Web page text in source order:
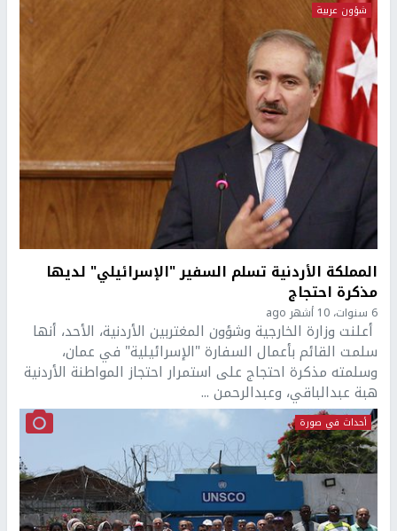
شؤون عربية
المملكة الأردنية تسلم السفير "الإسرائيلي" لديها
مذكرة احتجاج
6 سنوات، 10 أشهر ago
أعلنت وزارة الخارجية وشؤون المغتربين الأردنية، الأحد، أنها
سلمت القائم بأعمال السفارة "الإسرائيلية" في عمان،
وسلمته مذكرة احتجاج على استمرار احتجاز المواطنة الأردنية
هبة عبدالباقي، وعبدالرحمن ...
أحداث في صورة